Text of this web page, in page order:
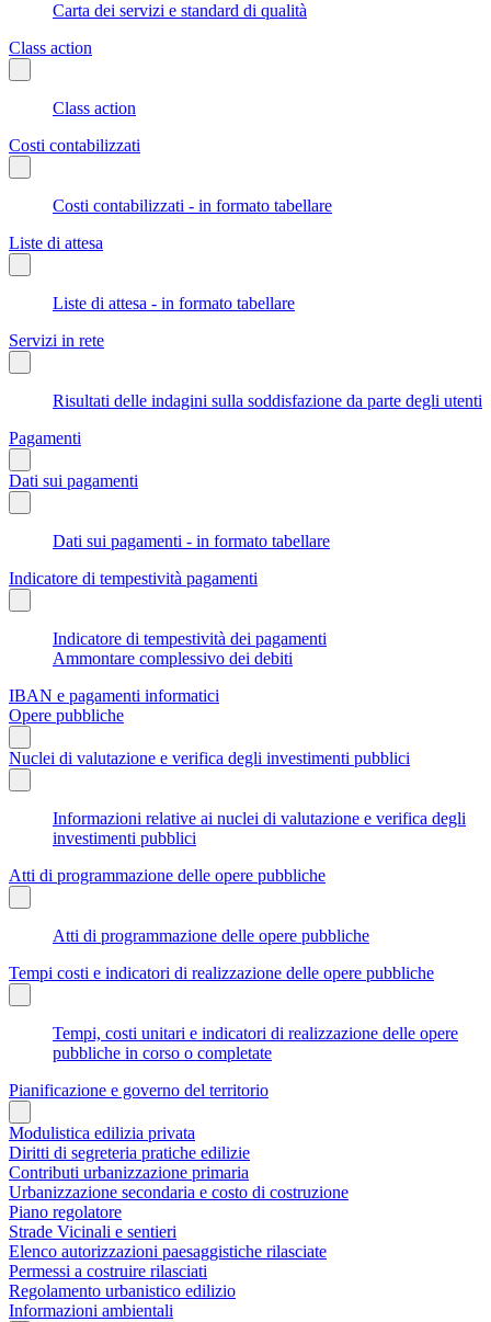
Carta dei servizi e standard di qualità
Class action
Class action
Costi contabilizzati
Costi contabilizzati - in formato tabellare
Liste di attesa
Liste di attesa - in formato tabellare
Servizi in rete
Risultati delle indagini sulla soddisfazione da parte degli utenti
Pagamenti
Dati sui pagamenti
Dati sui pagamenti - in formato tabellare
Indicatore di tempestività pagamenti
Indicatore di tempestività dei pagamenti
Ammontare complessivo dei debiti
IBAN e pagamenti informatici
Opere pubbliche
Nuclei di valutazione e verifica degli investimenti pubblici
Informazioni relative ai nuclei di valutazione e verifica degli
investimenti pubblici
Atti di programmazione delle opere pubbliche
Atti di programmazione delle opere pubbliche
Tempi costi e indicatori di realizzazione delle opere pubbliche
Tempi, costi unitari e indicatori di realizzazione delle opere
pubbliche in corso o completate
Pianificazione e governo del territorio
Modulistica edilizia privata
Diritti di segreteria pratiche edilizie
Contributi urbanizzazione primaria
Urbanizzazione secondaria e costo di costruzione
Piano regolatore
Strade Vicinali e sentieri
Elenco autorizzazioni paesaggistiche rilasciate
Permessi a costruire rilasciati
Regolamento urbanistico edilizio
Informazioni ambientali